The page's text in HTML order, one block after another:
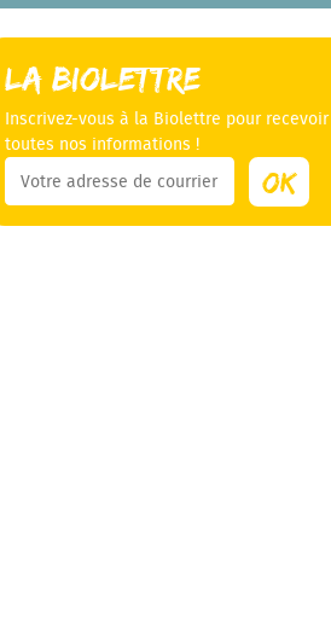
La Biolettre
Inscrivez-vous à la Biolettre pour recevoir
toutes nos informations !